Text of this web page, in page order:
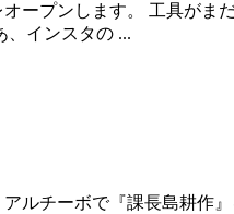
ープンします。 工具がま
、インスタの ...
ルチーボで『課長島耕作